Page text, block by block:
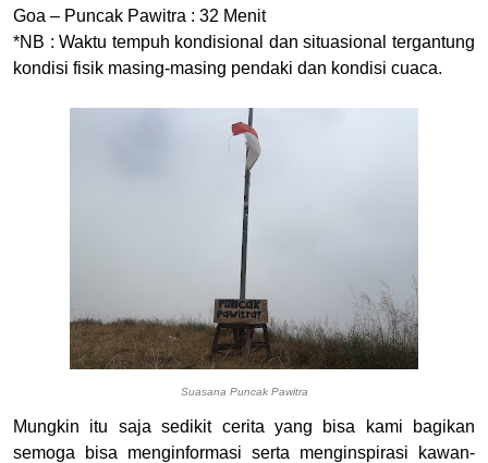
Goa – Puncak Pawitra : 32 Menit
*NB : Waktu tempuh kondisional dan situasional tergantung
kondisi fisik masing-masing pendaki dan kondisi cuaca.
Suasana Puncak Pawitra
Mungkin itu saja sedikit cerita yang bisa kami bagikan
semoga bisa menginformasi serta menginspirasi kawan-